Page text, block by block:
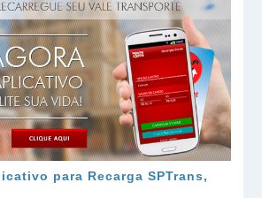
para Recarga SPTrans,